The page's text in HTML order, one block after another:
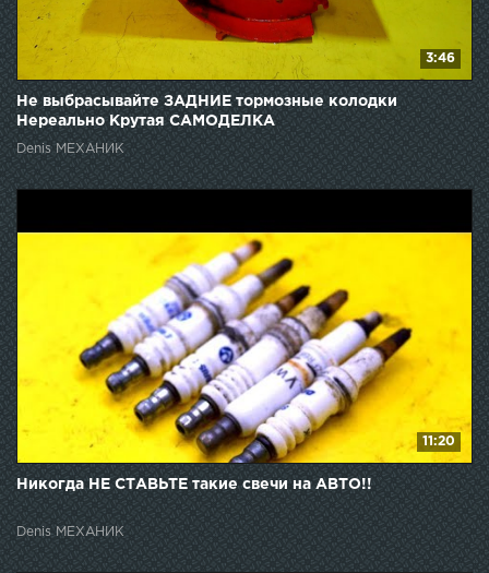
3:46
Не выбрасывайте ЗАДНИЕ тормозные колодки
Нереально Крутая САМОДЕЛКА
Denis МЕХАНИК
11:20
Никогда НЕ СТАВЬТЕ такие свечи на АВТО!!
Denis МЕХАНИК